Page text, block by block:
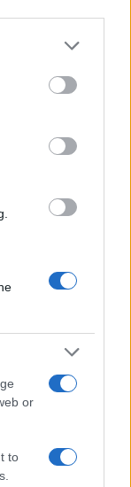
more Google
may click to
party tags to
below Google
or
to